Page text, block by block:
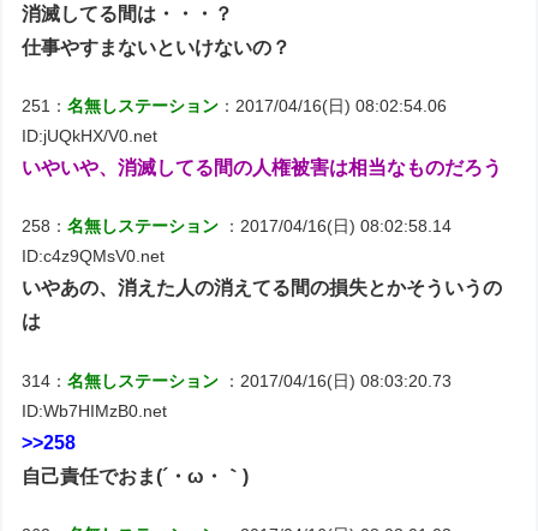
消滅してる間は・・・？
仕事やすまないといけないの？
251：名無しステーション ：2017/04/16(日) 08:02:54.06
ID:jUQkHX/V0.net
いやいや、消滅してる間の人権被害は相当なものだろう
258：名無しステーション
：2017/04/16(日) 08:02:58.14
ID:c4z9QMsV0.net
いやあの、消えた人の消えてる間の損失とかそういうの
は
314：名無しステーション
：2017/04/16(日) 08:03:20.73
ID:Wb7HIMzB0.net
>>258
自己責任でおま(´・ω・｀)